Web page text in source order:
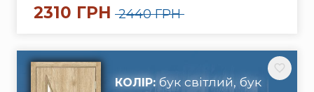
2310 ГРН 2440 ГРН
КОЛІР: бук світлий, бук